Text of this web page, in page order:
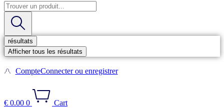
Search
...
résultats
Afficher tous les résultats
CompteConnecter ou enregistrer
€ 0.00 0 Cart